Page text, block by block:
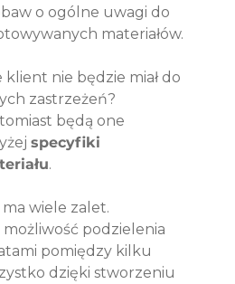
o ogólne uwagi do
materiałów.
klient nie będzie miał do
zastrzeżeń?
będą one
specyfiki
.
wiele zalet.
możliwość podzielenia
pomiędzy kilku
dzięki stworzeniu